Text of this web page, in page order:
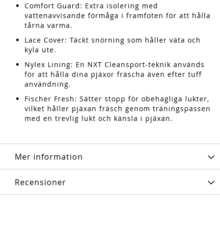
Comfort Guard: Extra isolering med
vattenavvisande förmåga i framfoten för att hålla
tårna varma.
Lace Cover: Täckt snörning som håller väta och
kyla ute.
Nylex Lining: En NXT Cleansport-teknik används
för att hålla dina pjäxor fräscha även efter tuff
användning.
Fischer Fresh: Sätter stopp för obehagliga lukter,
vilket håller pjäxan fräsch genom träningspassen
med en trevlig lukt och känsla i pjäxan.
Mer information
Recensioner